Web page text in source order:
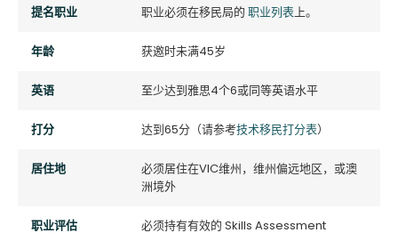
提名职业 职业必须在移民局的 职业列表上。
年龄 获邀时未满45岁
英语 至少达到雅思4个6或同等英语水平
打分 达到65分（请参考技术移民打分表）
居住地
必须居住在VIC维州，维州偏远地区，或澳
洲境外
职业评估 必须持有有效的 Skills Assessment